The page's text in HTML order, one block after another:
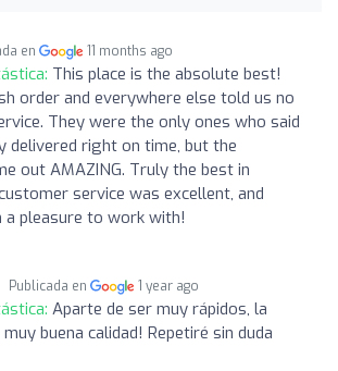
en 11 months ago
This place is the absolute best!
order and everywhere else told us no
They were the only ones who said
delivered right on time, but the
out AMAZING. Truly the best in
service was excellent, and
a pleasure to work with!
Publicada en 1 year ago
Aparte de ser muy rápidos, la
buena calidad! Repetiré sin duda